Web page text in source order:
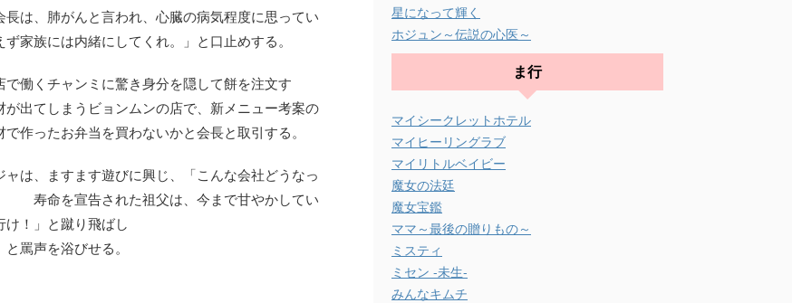
は、肺がんと言われ、心臓の病気程度に思ってい
家族には内緒にしてくれ。」と口止めする。
働くチャンミに驚き身分を隠して餅を注文す
出てしまうビョンムンの店で、新メニュー考案の
作ったお弁当を買わないかと会長と取引する。
は、ますます遊びに興じ、「こんな会社どうなっ
寿命を宣告された祖父は、今まで甘やかしてい
！」と蹴り飛ばし
罵声を浴びせる。
星になって輝く
ホジュン～伝説の心医～
ま行
マイシークレットホテル
マイヒーリングラブ
マイリトルベイビー
魔女の法廷
魔女宝鑑
ママ～最後の贈りもの～
ミスティ
ミセン -未生-
みんなキムチ